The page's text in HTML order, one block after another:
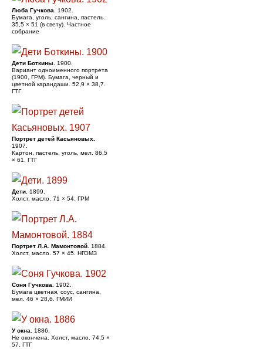
Люба Гучкова.
1902.
Бумага, уголь, сангина, пастель.
35,5 × 51 (в свету). Частное
собрание
Дети Боткины.
1900.
Вариант одноименного портрета
(1900, ГРМ). Бумага, черный и
цветной карандаши. 52,9 × 38,7.
ГТГ
Портрет детей Касьяновых.
1907.
Картон, пастель, уголь, мел. 86,5
× 61. ГТГ
Дети.
1899.
Холст, масло. 71 × 54. ГРМ
Портрет Л.А. Мамонтовой.
1884.
Холст, масло. 57 × 45. НГОМЗ
Соня Гучкова.
1902.
Бумага цветная, соус, сангина,
мел. 46 × 28,6. ГМИИ
У окна.
1886.
Не окончена. Холст, масло. 74,5 ×
57. ГТГ